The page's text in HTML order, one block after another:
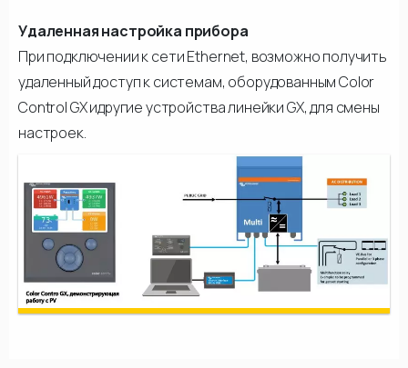
Удаленная настройка прибора
При подключении к сети Ethernet, возможно получить
удаленный доступ к системам, оборудованным Color
Control GX идругие устройства линейки GX, для смены
настроек.